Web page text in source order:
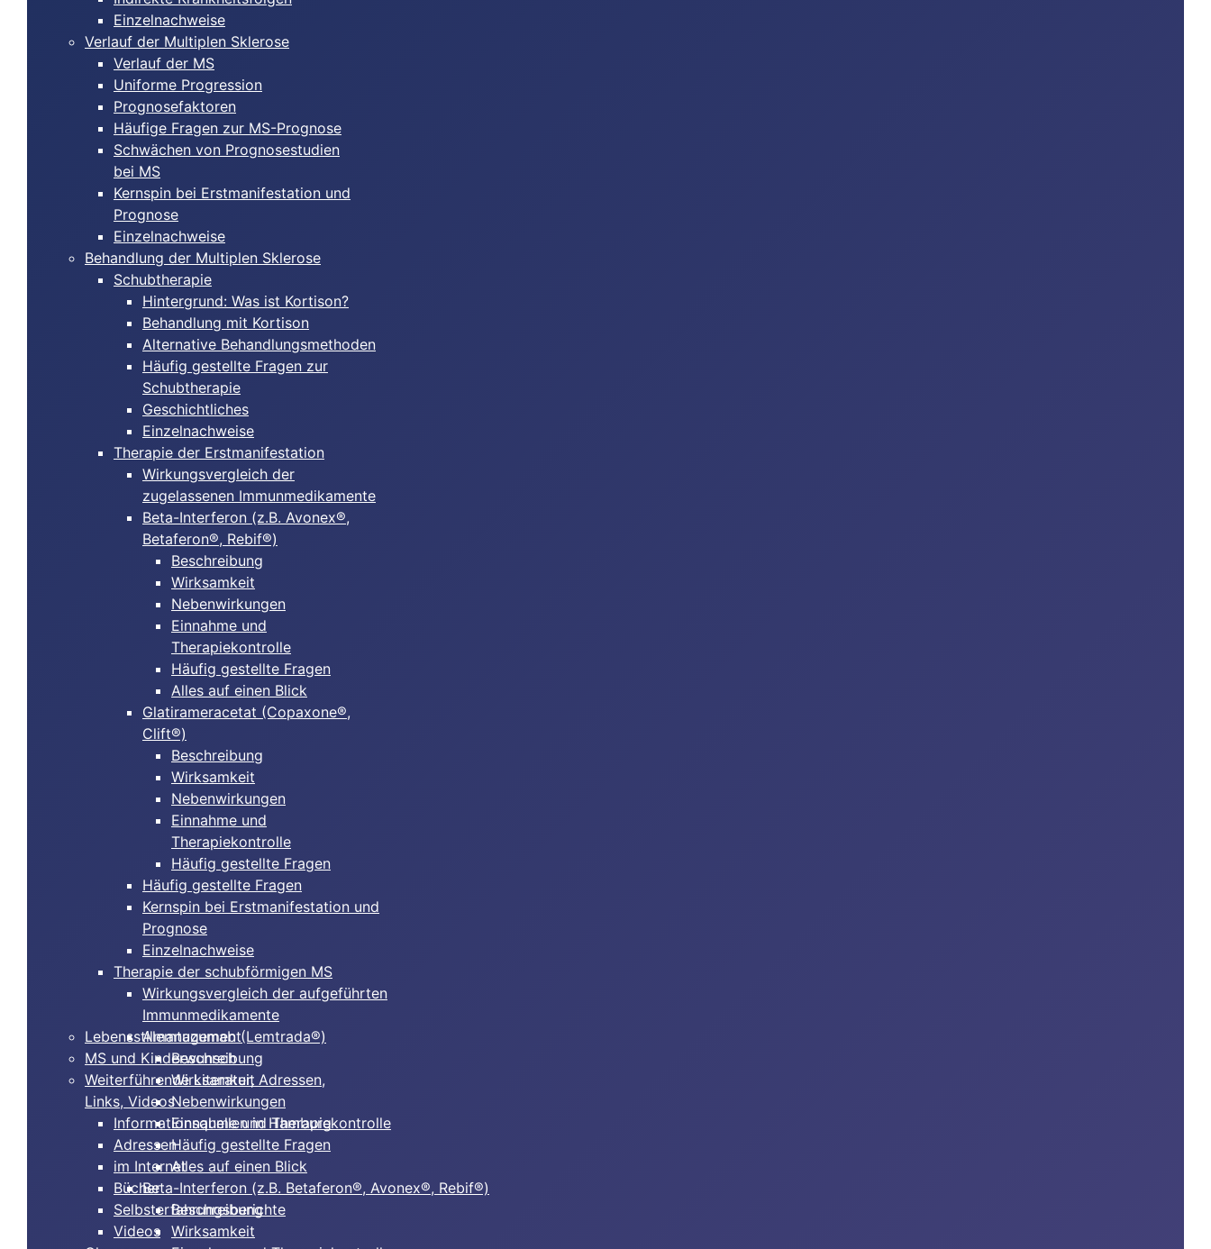
Einzelnachweise
Verlauf der Multiplen Sklerose
Verlauf der MS
Uniforme Progression
Prognosefaktoren
Häufige Fragen zur MS-Prognose
Schwächen von Prognosestudien
bei MS
Kernspin bei Erstmanifestation und
Prognose
Einzelnachweise
Behandlung der Multiplen Sklerose
Schubtherapie
Hintergrund: Was ist Kortison?
Behandlung mit Kortison
Alternative Behandlungsmethoden
Häufig gestellte Fragen zur
Schubtherapie
Geschichtliches
Einzelnachweise
Therapie der Erstmanifestation
Wirkungsvergleich der
zugelassenen Immunmedikamente
Beta-Interferon (z.B. Avonex®,
Betaferon®, Rebif®)
Beschreibung
Wirksamkeit
Nebenwirkungen
Einnahme und
Therapiekontrolle
Häufig gestellte Fragen
Alles auf einen Blick
Glatirameracetat (Copaxone®,
Clift®)
Beschreibung
Wirksamkeit
Nebenwirkungen
Einnahme und
Therapiekontrolle
Häufig gestellte Fragen
Häufig gestellte Fragen
Kernspin bei Erstmanifestation und
Prognose
Einzelnachweise
Therapie der schubförmigen MS
Wirkungsvergleich der aufgeführten
Immunmedikamente
Alemtuzumab (Lemtrada®)
Beschreibung
Wirksamkeit
Nebenwirkungen
Einnahme und Therapiekontrolle
Häufig gestellte Fragen
Alles auf einen Blick
Beta-Interferon (z.B. Betaferon®, Avonex®, Rebif®)
Beschreibung
Wirksamkeit
Lebensstilmanagement
MS und Kinderwunsch
Weiterführende Literatur, Adressen,
Links, Videos
Informationsquellen in Hamburg
Adressen
im Internet
Bücher
Selbsterfahrungsberichte
Videos